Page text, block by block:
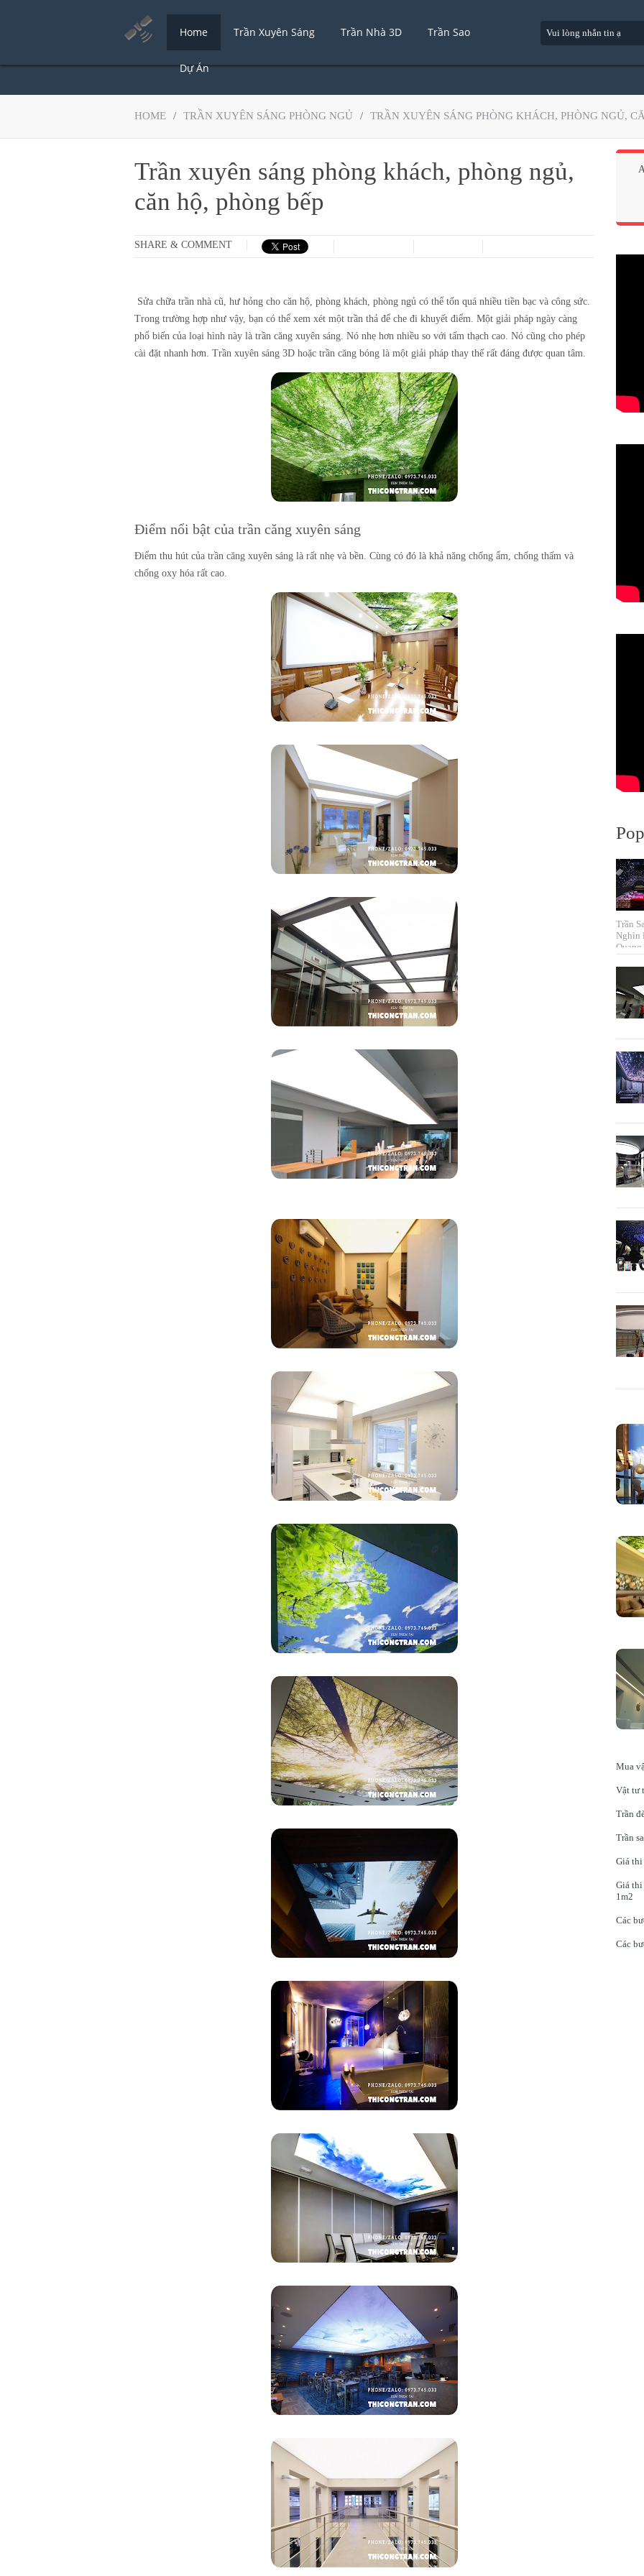
Home Trần Xuyên Sáng Trần Nhà 3D Trần Sao
Dự Án
HOME / TRẦN XUYÊN SÁNG PHÒNG NGỦ / TRẦN XUYÊN SÁNG PHÒNG KHÁCH, PHÒNG NGỦ,
Trần xuyên sáng phòng khách, phòng ngủ,
căn hộ, phòng bếp
SHARE & COMMENT
Sửa chữa trần nhà cũ, hư hỏng cho căn hộ, phòng khách, phòng ngủ có thể tốn quá nhiều tiền bạc và công sức.
Trong trường hợp như vậy, bạn có thể xem xét một trần thả để che đi khuyết điểm. Một giải pháp ngày càng
phổ biến của loại hình này là trần căng xuyên sáng. Nó nhẹ hơn nhiều so với tấm thạch cao. Nó cũng cho phép
cài đặt nhanh hơn. Trần xuyên sáng 3D hoặc trần căng bóng là một giải pháp thay thế rất đáng được quan tâm.
Điểm nổi bật của trần căng xuyên sáng
Điểm thu hút của trần căng xuyên sáng là rất nhẹ và bền. Cùng có đó là khả năng chống ẩm, chống thấm và
chống oxy hóa rất cao.
Trần
Nghìn
Quang
Mua
Vật tư
Trần
Trần
Giá thi
Giá thi
1m2
Các
Các